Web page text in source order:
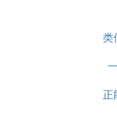
鍐呭
铔嬶
朵腹
竴鏍
鎻愬
崏灏
类
正